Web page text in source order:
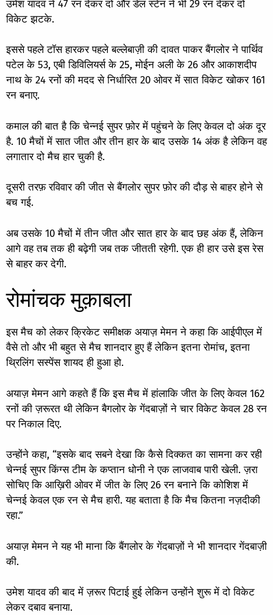
उमेश यादव ने 47 रन देकर दो और डेल स्टेन ने भी 29 रन देकर दो
विकेट झटके.
इससे पहले टॉस हारकर पहले बल्लेबाज़ी की दावत पाकर बैंगलोर ने पार्थिव
पटेल के 53, एबी डिविलियर्स के 25, मोईन अली के 26 और आकाशदीप
नाथ के 24 रनों की मदद से निर्धारित 20 ओवर में सात विकेट खोकर 161
रन बनाए.
कमाल की बात है कि चेन्नई सुपर फ़ोर में पहुंचने के लिए केवल दो अंक दूर
है. 10 मैचों में सात जीत और तीन हार के बाद उसके 14 अंक है लेकिन वह
लगातार दो मैच हार चुकी है.
दूसरी तरफ़ रविवार की जीत से बैंगलोर सुपर फ़ोर की दौड़ से बाहर होने से
बच गई.
अब उसके 10 मैचों में तीन जीत और सात हार के बाद छह अंक हैं, लेकिन
आगे वह तब तक ही बढ़ेगी जब तक जीतती रहेगी. एक ही हार उसे इस रेस
से बाहर कर देगी.
रोमांचक मुक़ाबला
इस मैच को लेकर क्रिकेट समीक्षक अयाज़ मेमन ने कहा कि आईपीएल में
वैसे तो और भी बहुत से मैच शानदार हुए हैं लेकिन इतना रोमांच, इतना
थ्रिलिंग सस्पेंस शायद ही हुआ हो.
अयाज़ मेमन आगे कहते हैं कि इस मैच में हांलाकि जीत के लिए केवल 162
रनों की ज़रूरत थी लेकिन बैगलोर के गेंदबाज़ों ने चार विकेट केवल 28 रन
पर निकाल दिए.
उन्होंने कहा, “इसके बाद सबने देखा कि कैसे दिक्कत का सामना कर रही
चेन्नई सुपर किंग्स टीम के कप्तान धोनी ने एक लाजवाब पारी खेली. ज़रा
सोचिए कि आख़िरी ओवर में जीत के लिए 26 रन बनाने कि कोशिश में
चेन्नई केवल एक रन से मैच हारी. यह बताता है कि मैच कितना नज़दीकी
रहा.”
अयाज़ मेमन ने यह भी माना कि बैंगलोर के गेंदबाज़ों ने भी शानदार गेंदबाज़ी
की.
उमेश यादव की बाद में ज़रूर पिटाई हुई लेकिन उन्होंने शुरू में दो विकेट
लेकर दबाव बनाया.